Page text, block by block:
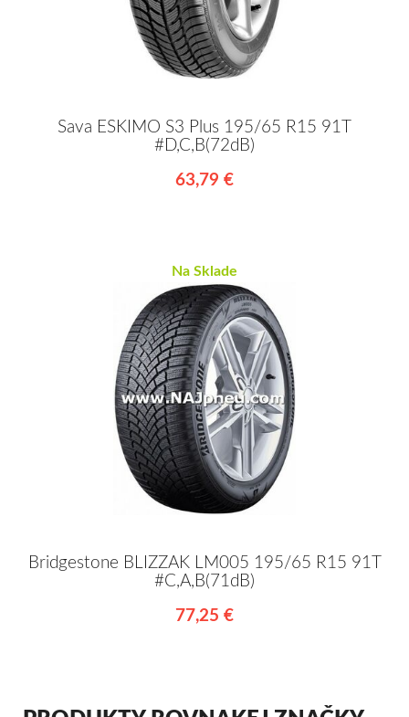
Sava ESKIMO S3 Plus 195/65 R15 91T
#D,C,B(72dB)
63,79 €
Na Sklade
Bridgestone BLIZZAK LM005 195/65 R15 91T
#C,A,B(71dB)
77,25 €